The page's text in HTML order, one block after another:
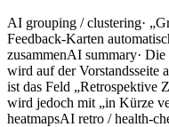
AI grouping / clustering·
Feedback-Karten
zusammenAI summary·
wird auf der Vorstandsseite
ist das Feld „Retrospektive
wird jedoch mit „in Kürze
heatmapsAI retro / health-